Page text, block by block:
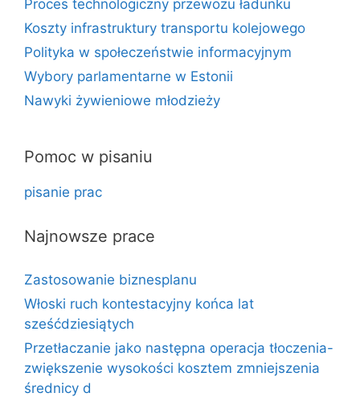
Proces technologiczny przewozu ładunku
Koszty infrastruktury transportu kolejowego
Polityka w społeczeństwie informacyjnym
Wybory parlamentarne w Estonii
Nawyki żywieniowe młodzieży
Pomoc w pisaniu
pisanie prac
Najnowsze prace
Zastosowanie biznesplanu
Włoski ruch kontestacyjny końca lat
sześćdziesiątych
Przetłaczanie jako następna operacja tłoczenia-
zwiększenie wysokości kosztem zmniejszenia
średnicy d